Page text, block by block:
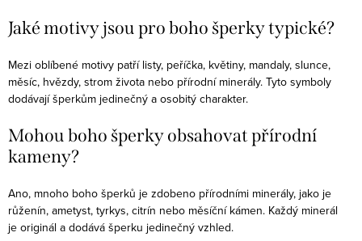
Jaké motivy jsou pro boho šperky typické?
Mezi oblíbené motivy patří listy, peříčka, květiny, mandaly, slunce,
měsíc, hvězdy, strom života nebo přírodní minerály. Tyto symboly
dodávají šperkům jedinečný a osobitý charakter.
Mohou boho šperky obsahovat přírodní
kameny?
Ano, mnoho boho šperků je zdobeno přírodními minerály, jako je
růženín, ametyst, tyrkys, citrín nebo měsíční kámen. Každý minerál
je originál a dodává šperku jedinečný vzhled.